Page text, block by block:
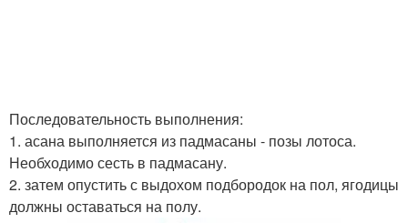
Последовательность выполнения:
1. асана выполняется из падмасаны - позы лотоса.
Необходимо сесть в падмасану.
2. затем опустить с выдохом подбородок на пол, ягодицы
должны оставаться на полу.